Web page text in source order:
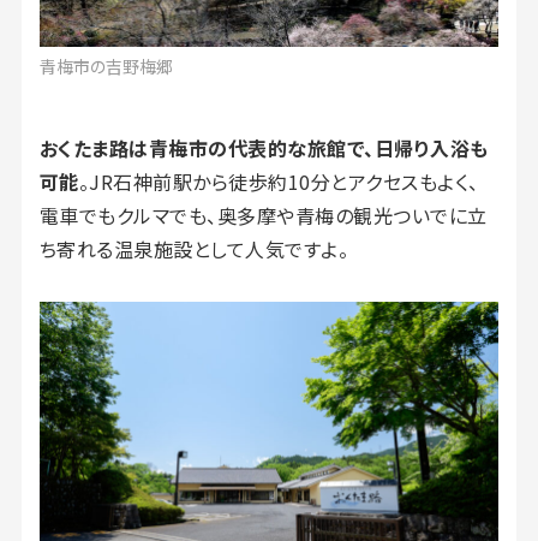
青梅市の吉野梅郷
おくたま路は青梅市の代表的な旅館で、日帰り入浴も
可能。JR石神前駅から徒歩約10分とアクセスもよく、
電車でもクルマでも、奥多摩や青梅の観光ついでに立
ち寄れる温泉施設として人気ですよ。